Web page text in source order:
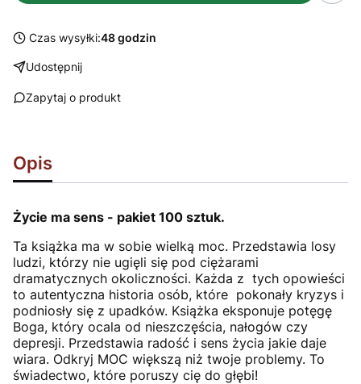
Czas wysyłki:48 godzin
Udostępnij
Zapytaj o produkt
Opis
Życie ma sens - pakiet 100 sztuk.
Ta książka ma w sobie wielką moc. Przedstawia losy
ludzi, którzy nie ugięli się pod ciężarami
dramatycznych okoliczności. Każda z tych opowieści
to autentyczna historia osób, które pokonały kryzys i
podniosły się z upadków. Książka eksponuje potęgę
Boga, który ocala od nieszczęścia, nałogów czy
depresji. Przedstawia radość i sens życia jakie daje
wiara. Odkryj MOC większą niż twoje problemy. To
świadectwo, które poruszy cię do głębi!